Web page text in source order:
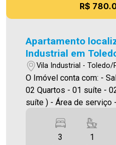
R$
Apartamento
Industrial em
Vila Industrial - Toledo/
O Imóvel conta com: -
02 Quartos - 01 suíte -
suíte ) - Área de serviço
Ativa possui hoje uma
imóveis administrados
3 1